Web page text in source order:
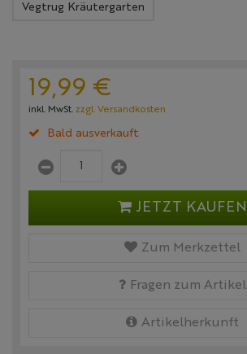
Vegtrug Kräutergarten
19,99 €
inkl. MwSt. zzgl. Versandkosten
Bald ausverkauft
JETZT KAUFEN
Zum Merkzettel
Fragen zum Artikel
Artikelherkunft